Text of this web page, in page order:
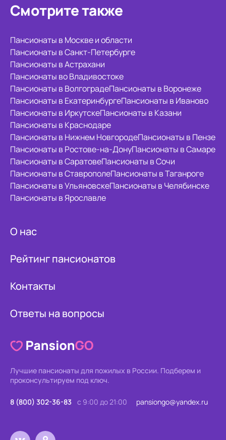
Смотрите также
Пансионаты в Москве и области
Пансионаты в Санкт-Петербурге
Пансионаты в Астрахани
Пансионаты во Владивостоке
Пансионаты в ВолгоградеПансионаты в Воронеже
Пансионаты в ЕкатеринбургеПансионаты в Иваново
Пансионаты в ИркутскеПансионаты в Казани
Пансионаты в Краснодаре
Пансионаты в Нижнем НовгородеПансионаты в Пензе
Пансионаты в Ростове-на-ДонуПансионаты в Самаре
Пансионаты в СаратовеПансионаты в Сочи
Пансионаты в СтаврополеПансионаты в Таганроге
Пансионаты в УльяновскеПансионаты в Челябинске
Пансионаты в Ярославле
О нас
Рейтинг пансионатов
Контакты
Ответы на вопросы
Лучшие пансионаты для пожилых в России. Подберем и
проконсультируем под ключ.
8 (800) 302-36-83 с 9:00 до 21:00 pansiongo@yandex.ru